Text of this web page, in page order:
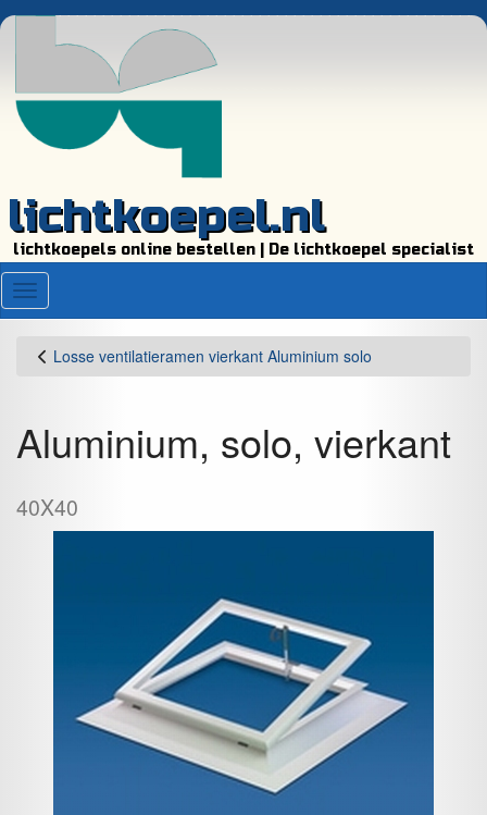
lichtkoepel.nl
lichtkoepels online bestellen | De lichtkoepel specialist
Menu
Losse ventilatieramen vierkant Aluminium solo
Aluminium, solo, vierkant
40X40